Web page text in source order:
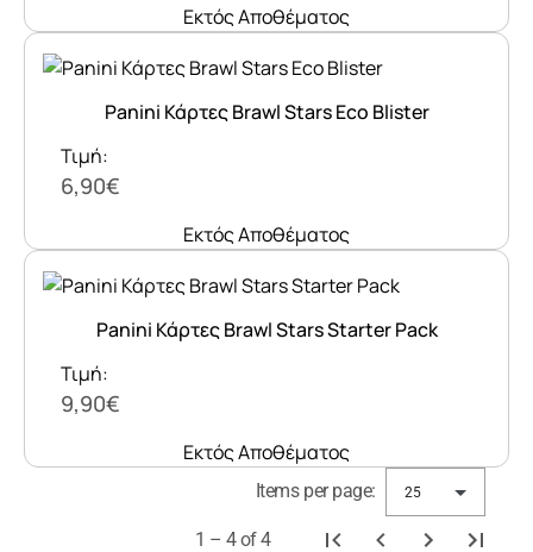
Εκτός Αποθέματος
Panini Κάρτες Brawl Stars Eco Blister
Τιμή:
6,90€
Εκτός Αποθέματος
Panini Κάρτες Brawl Stars Starter Pack
Τιμή:
9,90€
Εκτός Αποθέματος
Items per page: 25
1 – 4 of 4